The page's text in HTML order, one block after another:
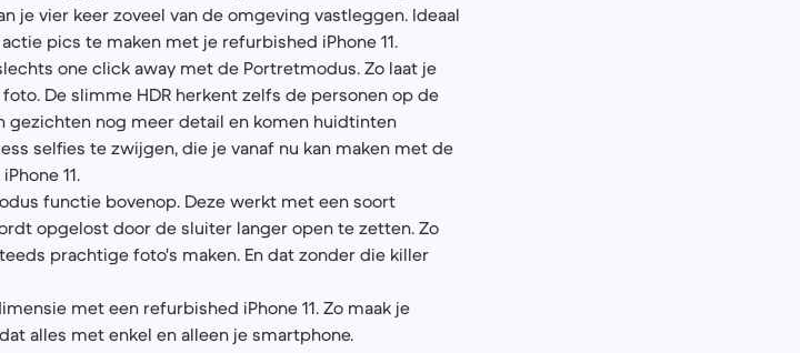
je vier keer zoveel van de omgeving vastleggen. Ideaal
pics te maken met je refurbished iPhone 11.
one click away met de Portretmodus. Zo laat je
De slimme HDR herkent zelfs de personen op de
gezichten nog meer detail en komen huidtinten
selfies te zwijgen, die je vanaf nu kan maken met de
11.
functie bovenop. Deze werkt met een soort
opgelost door de sluiter langer open te zetten. Zo
prachtige foto's maken. En dat zonder die killer
met een refurbished iPhone 11. Zo maak je
alles met enkel en alleen je smartphone.